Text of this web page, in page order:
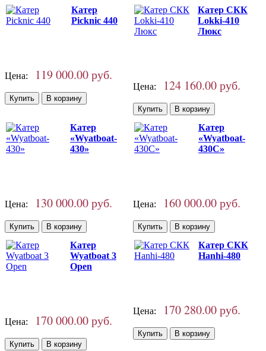
Катер
Picknic 440
Цена: 119 000.00 руб.
Катер СКК
Lokki-410
Люкс
Цена: 124 160.00 руб.
Катер
«Wyatboat-
430»
Цена: 130 000.00 руб.
Катер
«Wyatboat-
430C»
Цена: 160 000.00 руб.
Катер
Wyatboat 3
Open
Цена: 170 000.00 руб.
Катер СКК
Hanhi-480
Цена: 170 280.00 руб.